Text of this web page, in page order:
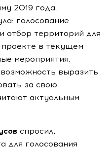
2019 года.
голосование
отбор территорий для
в текущем
мероприятия.
выразить
за свою
актуальным
спросил,
для голосования